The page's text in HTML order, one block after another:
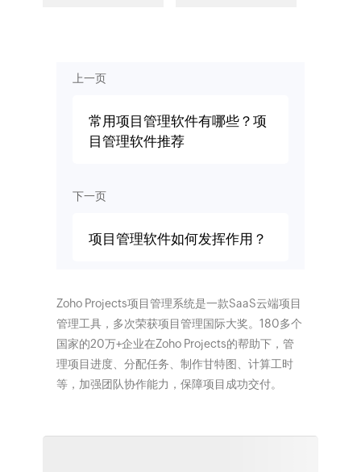
上一页
常用项目管理软件有哪些？项
目管理软件推荐
下一页
项目管理软件如何发挥作用？
Zoho Projects项目管理系统是一款SaaS云端项目
管理工具，多次荣获项目管理国际大奖。180多个
国家的20万+企业在Zoho Projects的帮助下，管
理项目进度、分配任务、制作甘特图、计算工时
等，加强团队协作能力，保障项目成功交付。